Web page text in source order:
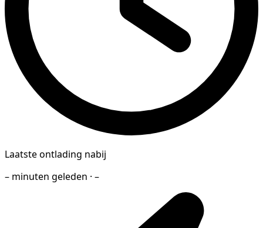
Laatste ontlading nabij
– minuten geleden · –